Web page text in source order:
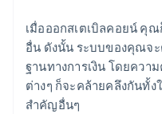
เมื่อออกสเตเบิลคอยน์ คุ
อื่น ดังนั้น ระบบของคุณจะ
ฐานทางการเงิน โดยควา
ต่างๆ ก็จะคล้ายคลึงกันทั้ง
สำคัญอื่นๆ